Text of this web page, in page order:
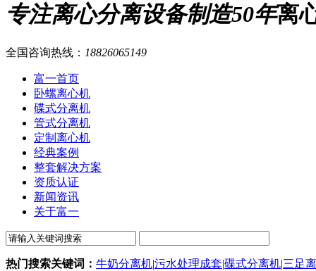
专注离心分离设备制造50年离
全国咨询热线： 18826065149
富一首页
卧螺离心机
碟式分离机
管式分离机
定制离心机
经典案例
整套解决方案
资质认证
新闻资讯
关于富一
热门搜索关键词： 牛奶分离机|污水处理成套|碟式分离机|三足